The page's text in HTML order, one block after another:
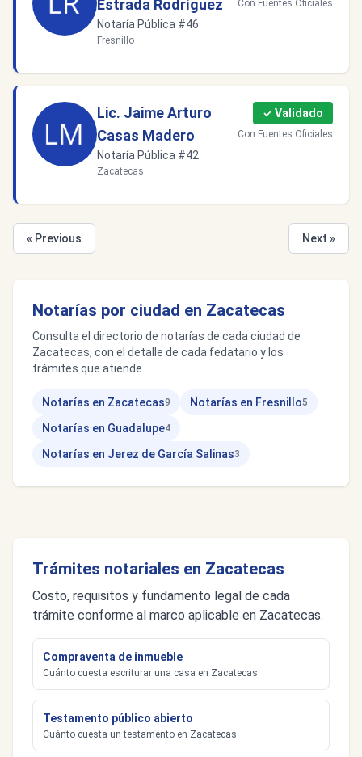
Estrada Rodríguez
Notaría Pública #46
Fresnillo
Con Fuentes Oficiales
Lic. Jaime Arturo
Casas Madero
Notaría Pública #42
Zacatecas
✓ Validado
Con Fuentes Oficiales
« Previous Next »
Notarías por ciudad en Zacatecas
Consulta el directorio de notarías de cada ciudad de
Zacatecas, con el detalle de cada fedatario y los
trámites que atiende.
Notarías en Zacatecas9 Notarías en Fresnillo5
Notarías en Guadalupe4
Notarías en Jerez de García Salinas3
Trámites notariales en Zacatecas
Costo, requisitos y fundamento legal de cada
trámite conforme al marco aplicable en Zacatecas.
Compraventa de inmueble
Cuánto cuesta escriturar una casa en Zacatecas
Testamento público abierto
Cuánto cuesta un testamento en Zacatecas